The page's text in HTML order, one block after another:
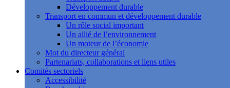
Développement durable
Transport en commun et développement durable
Un rôle social important
Un allié de l’environnement
Un moteur de l’économie
Mot du directeur général
Partenariats, collaborations et liens utiles
Comités sectoriels
Accessibilité